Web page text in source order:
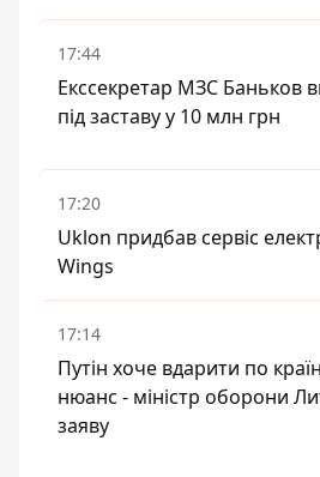
17:44
Екссекретар МЗС Баньков
під заставу у 10 млн грн
17:20
Uklon придбав сервіс
Wings
17:14
Путін хоче вдарити по
нюанс - міністр оборони
заяву